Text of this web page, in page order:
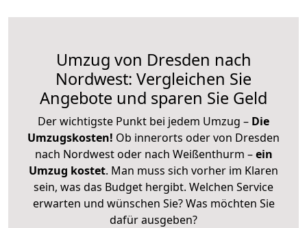
Umzug von Dresden nach
Nordwest: Vergleichen Sie
Angebote und sparen Sie Geld
Der wichtigste Punkt bei jedem Umzug – Die
Umzugskosten! Ob innerorts oder von Dresden
nach Nordwest oder nach Weißenthurm –ein
Umzug kostet. Man muss sich vorher im Klaren
sein, was das Budget hergibt. Welchen Service
erwarten und wünschen Sie? Was möchten Sie
dafür ausgeben?